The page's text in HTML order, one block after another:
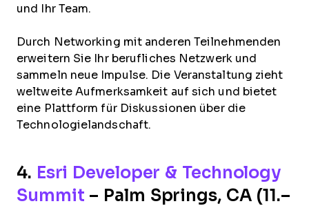
und Ihr Team.
Durch Networking mit anderen Teilnehmenden
erweitern Sie Ihr berufliches Netzwerk und
sammeln neue Impulse. Die Veranstaltung zieht
weltweite Aufmerksamkeit auf sich und bietet
eine Plattform für Diskussionen über die
Technologielandschaft.
4. Esri Developer & Technology
Summit – Palm Springs, CA (11.–